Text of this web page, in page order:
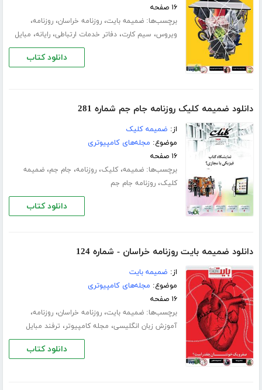
۱۶ صفحه
برچسب‌ها:ضمیمه بایت،روزنامه خراسان،روزنامه،
ویروس، سیم کارت‌،دفاتر خدمات ارتباطی،رایانه، مبایل
دانلود کتاب
دانلود ضمیمه کلیک روزنامه جام جم شماره 281
از: ضمیمه کلیک
موضوع: مجله‌های کامپیوتری
۱۶ صفحه
برچسب‌ها:ضمیمه،کلیک،روزنامه، جام جم،ضمیمه
کلیک،روزنامه جام جم
دانلود کتاب
دانلود ضمیمه بایت روزنامه خراسان - شماره 124
از: ضمیمه بایت
موضوع: مجله‌های کامپیوتری
۱۶ صفحه
برچسب‌ها:ضمیمه بایت،روزنامه خراسان،روزنامه،
آموزش زبان انگلیسی، مجله کامپیوتر، ترفند مبایل
دانلود کتاب